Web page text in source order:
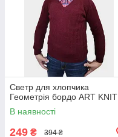
Светр для хлопчика
Геометрiя бордо ART KNIT
В наявності
249 ₴ 394 ₴